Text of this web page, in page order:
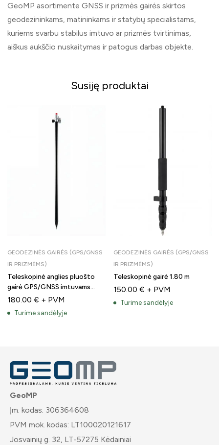
GeoMP asortimente GNSS ir prizmės gairės skirtos
geodezininkams, matininkams ir statybų specialistams,
kuriems svarbu stabilus imtuvo ar prizmės tvirtinimas,
aiškus aukščio nuskaitymas ir patogus darbas objekte.
Susiję produktai
GEODEZINĖS GAIRĖS (GPS/GNSS
IR PRIZMĖMS)
Teleskopinė anglies pluošto
gairė GPS/GNSS imtuvams
(2.20m)
180.00 € + PVM
Turime sandėlyje
GEODEZINĖS GAIRĖS (GPS/GNSS
IR PRIZMĖMS)
Teleskopinė gairė 1.80 m
150.00 € + PVM
Turime sandėlyje
GeoMP
Įm. kodas: 306364608
PVM mok. kodas: LT100020121617
Josvainių g. 32, LT-57275 Kėdainiai